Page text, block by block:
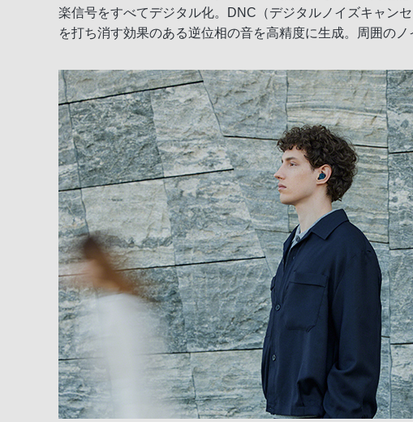
その他便利な基本機能
楽信号をすべてデジタル化。DNC（デジタルノイズキャン
を打ち消す効果のある逆位相の音を高精度に生成。周囲の